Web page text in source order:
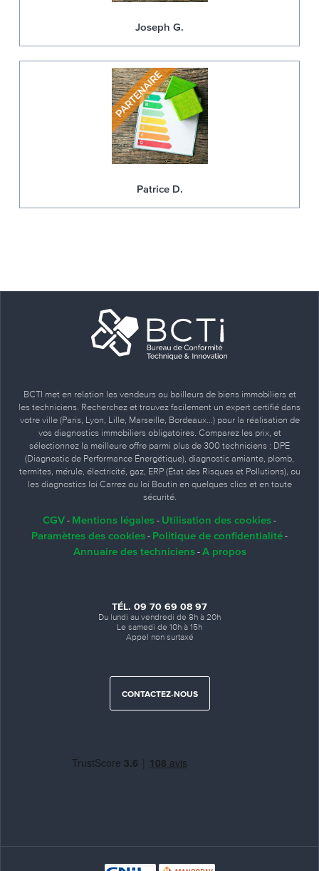
Joseph G.
Patrice D.
BCTI met en relation les vendeurs ou bailleurs de biens immobiliers et
les techniciens. Recherchez et trouvez facilement un expert certifié dans
votre ville (Paris, Lyon, Lille, Marseille, Bordeaux…) pour la réalisation de
vos diagnostics immobiliers obligatoires. Comparez les prix, et
sélectionnez la meilleure offre parmi plus de 300 techniciens : DPE
(Diagnostic de Performance Énergétique), diagnostic amiante, plomb,
termites, mérule, électricité, gaz, ERP (État des Risques et Pollutions), ou
les diagnostics loi Carrez ou loi Boutin en quelques clics et en toute
sécurité.
CGV - Mentions légales - Utilisation des cookies -
Paramètres des cookies - Politique de confidentialité -
Annuaire des techniciens- A propos
TÉL. 09 70 69 08 97
Du lundi au vendredi de 8h à 20h
Le samedi de 10h à 15h
Appel non surtaxé
CONTACTEZ-NOUS